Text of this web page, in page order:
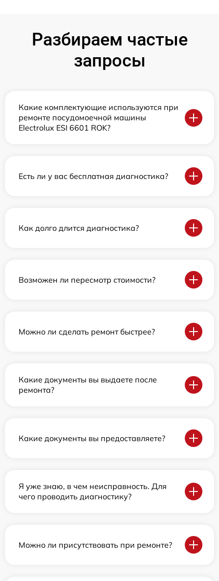
Разбираем частые
запросы
Какие комплектующие используются при
ремонте посудомоечной машины
Electrolux ESI 6601 ROK?
Есть ли у вас бесплатная диагностика?
Как долго длится диагностика?
Возможен ли пересмотр стоимости?
Можно ли сделать ремонт быстрее?
Какие документы вы выдаете после
ремонта?
Какие документы вы предоставляете?
Я уже знаю, в чем неисправность. Для
чего проводить диагностику?
Можно ли присутствовать при ремонте?